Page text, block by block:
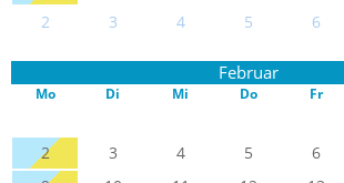
2
3 4 5 6
Februar
Mo Di Mi Do Fr
2
3 4 5 6